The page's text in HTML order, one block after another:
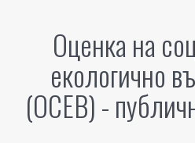
Оценка на
екологично
(ОСЕВ) -